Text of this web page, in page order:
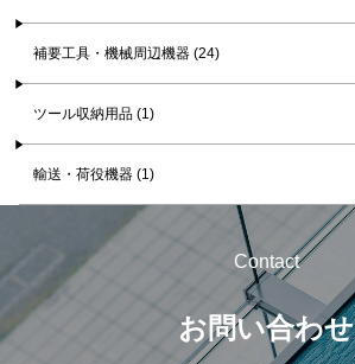
補要工具・機械周辺機器 (24)
ツール収納用品 (1)
輸送・荷役機器 (1)
Contact
お問い合わせ